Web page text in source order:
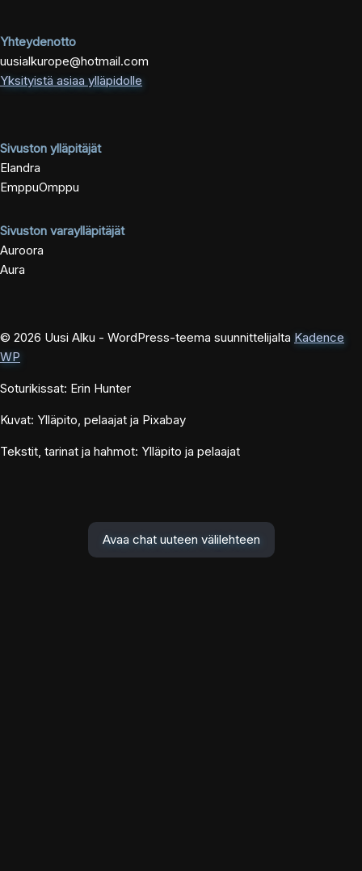
Yhteydenotto
uusialkurope@hotmail.com
Yksityistä asiaa ylläpidolle
Sivuston ylläpitäjät
Elandra
EmppuOmppu
Sivuston varaylläpitäjät
Auroora
Aura
© 2026 Uusi Alku - WordPress-teema suunnittelijalta Kadence
WP
Soturikissat: Erin Hunter
Kuvat: Ylläpito, pelaajat ja Pixabay
Tekstit, tarinat ja hahmot: Ylläpito ja pelaajat
Avaa chat uuteen välilehteen